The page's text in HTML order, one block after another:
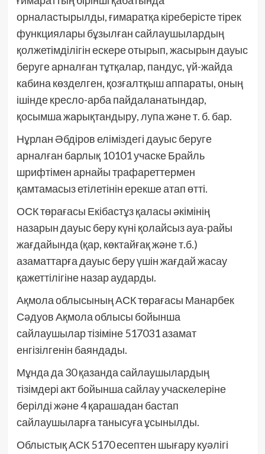
орналастырылды, ғимаратқа кіреберісте тірек
функциялары бұзылған сайлаушылардың
қолжетімділігін ескере отырып, жасырын дауыс
беруге арналған тұтқалар, пандус, үй-жайда
кабина көзделген, қозғалтқыш аппараты, оның
ішінде кресло-арба пайдаланатындар,
қосымша жарықтандыру, лупа және т. б. бар.
Нұрлан Әбдіров еліміздегі дауыс беруге
арналған барлық 10101 учаске Брайль
шрифтімен арнайы трафареттермен
қамтамасыз етілетінін ерекше атап өтті.
ОСК төрағасы Екібастұз қаласы әкімінің
назарын дауыс беру күні қолайсыз ауа-райы
жағдайында (қар, көктайғақ және т.б.)
азаматтарға дауыс беру үшін жағдай жасау
қажеттілігіне назар аударды.
Ақмола облысының АСК төрағасы Манарбек
Сәдуов Ақмола облысы бойынша
сайлаушылар тізіміне 517031 азамат
енгізілгенін баяндады.
Мұнда да 30 қазанда сайлаушылардың
тізімдері акт бойынша сайлау учаскелеріне
берілді және 4 қарашадан бастап
сайлаушыларға танысуға ұсынылды.
Облыстық АСК 5170 есептен шығару куәлігі